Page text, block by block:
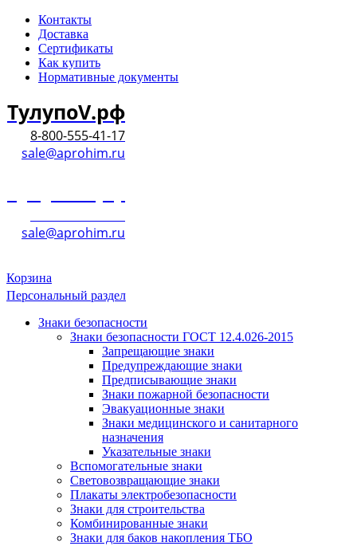
Контакты
Доставка
Сертификаты
Как купить
Нормативные документы
ТулупоV.рф
8-800-555-41-17
sale@aprohim.ru
sale@aprohim.ru
Корзина
Персональный раздел
Знаки безопасности
Знаки безопасности ГОСТ 12.4.026-2015
Запрещающие знаки
Предупреждающие знаки
Предписывающие знаки
Знаки пожарной безопасности
Эвакуационные знаки
Знаки медицинского и санитарного
назначения
Указательные знаки
Вспомогательные знаки
Световозвращающие знаки
Плакаты электробезопасности
Знаки для строительства
Комбинированные знаки
Знаки для баков накопления ТБО